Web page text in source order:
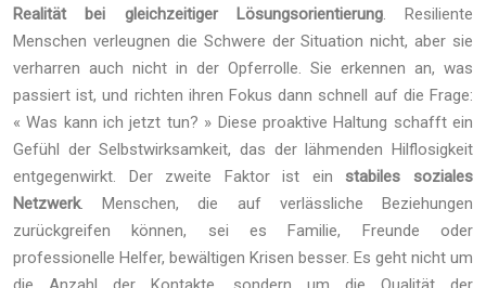
Realität bei gleichzeitiger Lösungsorientierung. Resiliente
Menschen verleugnen die Schwere der Situation nicht, aber sie
verharren auch nicht in der Opferrolle. Sie erkennen an, was
passiert ist, und richten ihren Fokus dann schnell auf die Frage:
« Was kann ich jetzt tun? » Diese proaktive Haltung schafft ein
Gefühl der Selbstwirksamkeit, das der lähmenden Hilflosigkeit
entgegenwirkt. Der zweite Faktor ist einstabiles soziales
Netzwerk. Menschen, die auf verlässliche Beziehungen
zurückgreifen können, sei es Familie, Freunde oder
professionelle Helfer, bewältigen Krisen besser. Es geht nicht um